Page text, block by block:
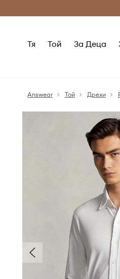
Тя Той За Деца
Answear Той Дрехи